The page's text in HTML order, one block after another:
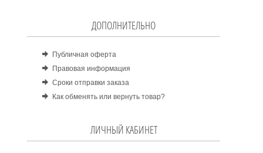
ДОПОЛНИТЕЛЬНО
Публичная оферта
Правовая информация
Сроки отправки заказа
Как обменять или вернуть товар?
ЛИЧНЫЙ КАБИНЕТ